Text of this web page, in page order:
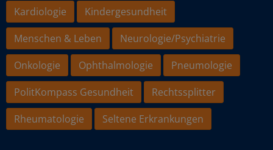
Kardiologie
Kindergesundheit
Menschen & Leben
Neurologie/Psychiatrie
Onkologie
Ophthalmologie
Pneumologie
PolitKompass Gesundheit
Rechtssplitter
Rheumatologie
Seltene Erkrankungen